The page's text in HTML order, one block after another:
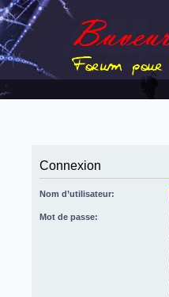
Connexion
Nom d’utilisateur:
Mot de passe: